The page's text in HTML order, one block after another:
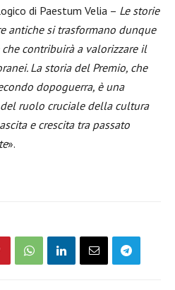
di Paestum Velia – Le storie
antiche si trasformano dunque
che contribuirà a valorizzare il
La storia del Premio, che
dopoguerra, è una
ruolo cruciale della cultura
e crescita tra passato
».